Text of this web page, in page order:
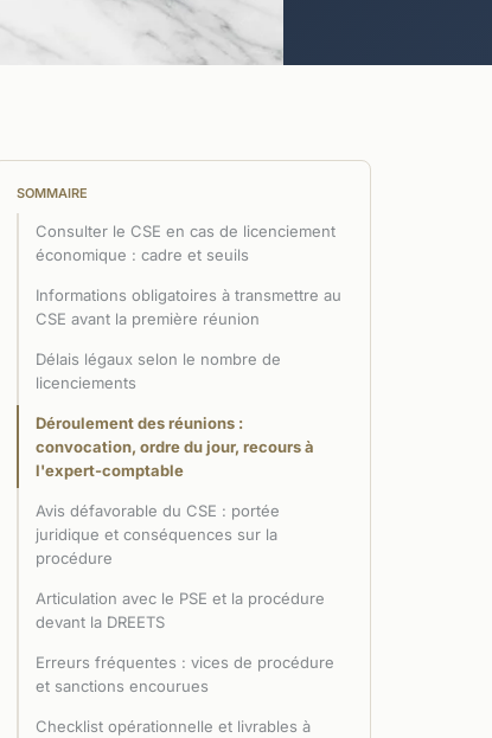
SOMMAIRE
Consulter le CSE en cas de licenciement
économique : cadre et seuils
Informations obligatoires à transmettre au
CSE avant la première réunion
Délais légaux selon le nombre de
licenciements
Déroulement des réunions :
convocation, ordre du jour, recours à
l'expert-comptable
Avis défavorable du CSE : portée
juridique et conséquences sur la
procédure
Articulation avec le PSE et la procédure
devant la DREETS
Erreurs fréquentes : vices de procédure
et sanctions encourues
Checklist opérationnelle et livrables à